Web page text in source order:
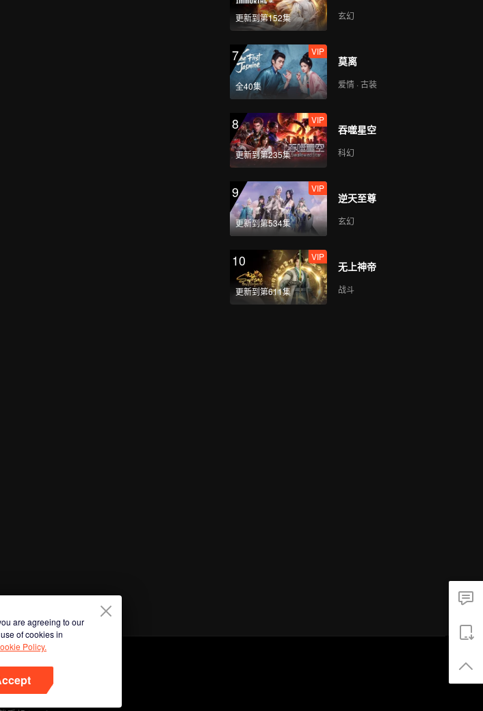
更新到第152集 玄幻
7
全40集
VIP
莫离
爱情 · 古装
8
更新到第235集
VIP
吞噬星空
科幻
9
更新到第534集
VIP
逆天至尊
玄幻
10
更新到第611集
VIP
无上神帝
战斗
are agreeing to our
of cookies in
Policy.